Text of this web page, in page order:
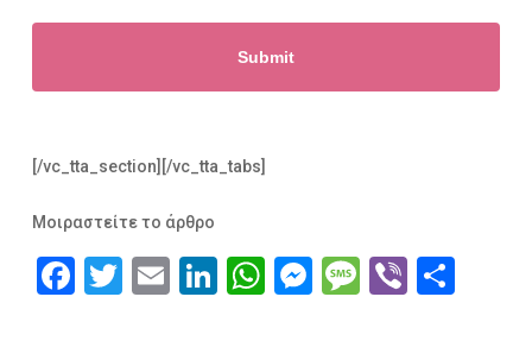
[/vc_tta_section][/vc_tta_tabs]
Μοιραστείτε το άρθρο
Facebook
Twitter
EmailLinkedIn
WhatsApp
Messenger
Message
Viber